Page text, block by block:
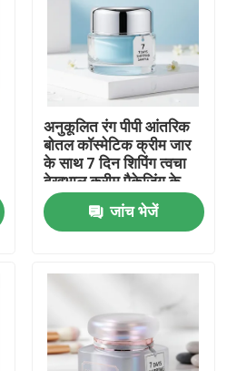
अनुकूलित रंग पीपी आंतरिक
बोतल कॉस्मेटिक क्रीम जार
के साथ 7 दिन शिपिंग त्वचा
देखभाल क्रीम पैकेजिंग के
लिए नमूना
जांच भेजें